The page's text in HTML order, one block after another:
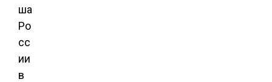
ша
Ро
сс
ии
в